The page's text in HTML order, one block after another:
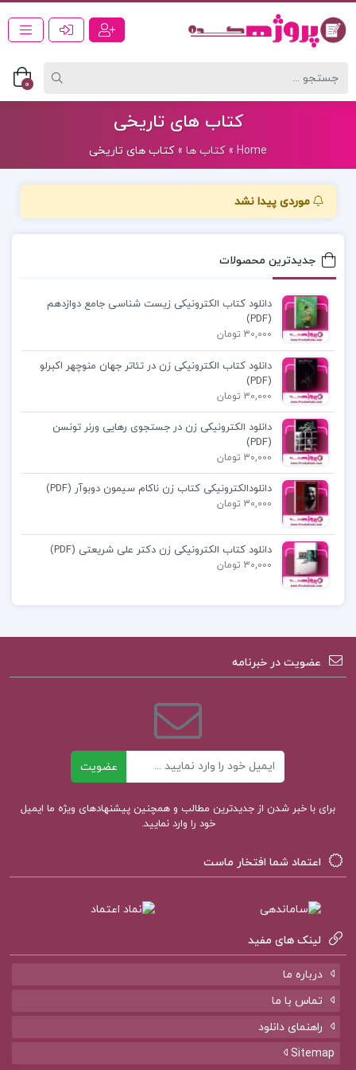
0
کتاب های تاریخی
Home
»کتاب ها »کتاب های تاریخی
موردی پیدا نشد
جدیدترین محصولات
دانلود کتاب الکترونیکی زیست شناسی جامع دوازدهم
(PDF)
30,000 تومان
دانلود کتاب الکترونیکی زن در تئاتر جهان منوچهر اکبرلو
(PDF)
30,000 تومان
دانلود الکترونیکی زن در جستجوی رهایی ورنر تونسن
(PDF)
30,000 تومان
دانلودالکترونیکی کتاب زن ناکام سیمون دوبوآر (PDF)
30,000 تومان
دانلود کتاب الکترونیکی زن دکتر علی شریعتی (PDF)
30,000 تومان
عضویت در خبرنامه
عضویت
برای با خبر شدن از جدیدترین مطالب و همچنین پیشنهادهای ویژه ما ایمیل
خود را وارد نمایید.
اعتماد شما افتخار ماست
لینک های مفید
درباره ما
تماس با ما
راهنمای دانلود
Sitemap